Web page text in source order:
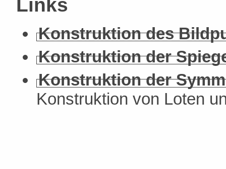
Links
Konstruktion des
Konstruktion der
Konstruktion der
Konstruktion von Loten